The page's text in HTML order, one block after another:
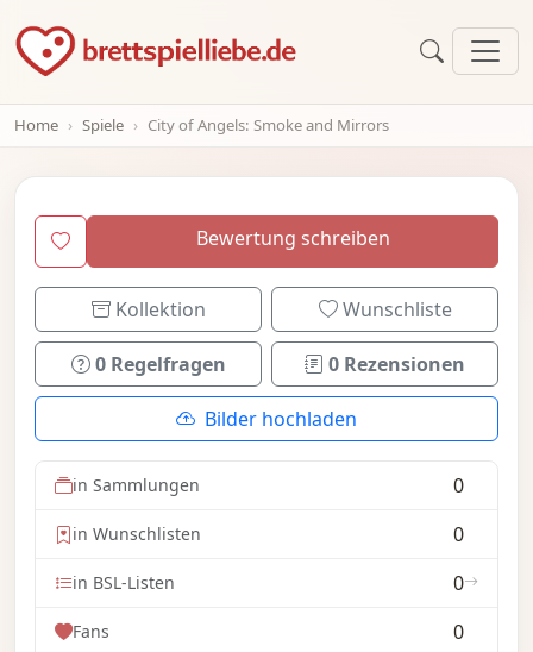
Home Spiele City of Angels: Smoke and Mirrors
Bewertung schreiben
Kollektion Wunschliste
0 Regelfragen 0 Rezensionen
Bilder hochladen
in Sammlungen 0
in Wunschlisten 0
in BSL-Listen 0
Fans 0